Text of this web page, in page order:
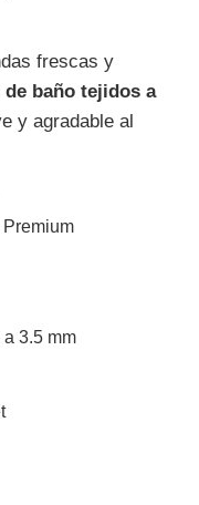
frescas y
baño tejidos a
y agradable al
3.5 mm